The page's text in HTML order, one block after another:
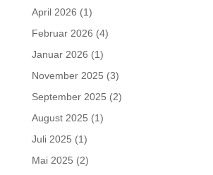
April 2026 (1)
Februar 2026 (4)
Januar 2026 (1)
November 2025 (3)
September 2025 (2)
August 2025 (1)
Juli 2025 (1)
Mai 2025 (2)